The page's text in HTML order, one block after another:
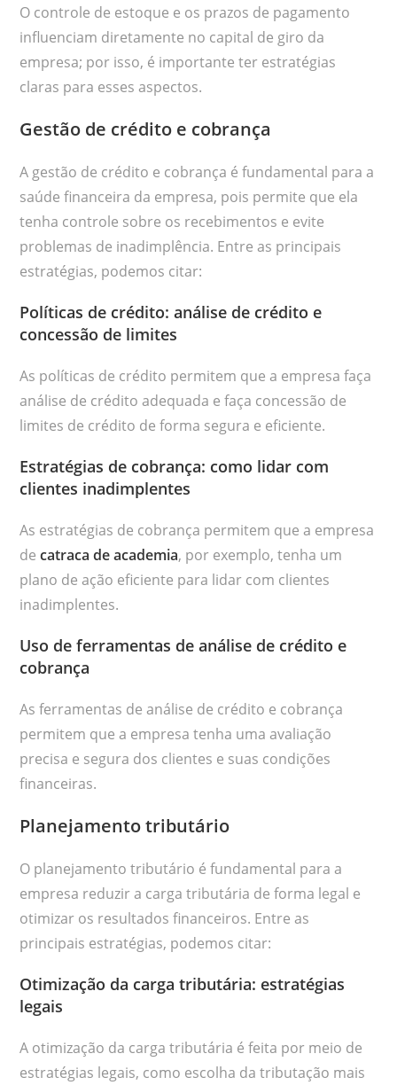
O controle de estoque e os prazos de pagamento
influenciam diretamente no capital de giro da
empresa; por isso, é importante ter estratégias
claras para esses aspectos.
Gestão de crédito e cobrança
A gestão de crédito e cobrança é fundamental para a
saúde financeira da empresa, pois permite que ela
tenha controle sobre os recebimentos e evite
problemas de inadimplência. Entre as principais
estratégias, podemos citar:
Políticas de crédito: análise de crédito e
concessão de limites
As políticas de crédito permitem que a empresa faça
análise de crédito adequada e faça concessão de
limites de crédito de forma segura e eficiente.
Estratégias de cobrança: como lidar com
clientes inadimplentes
As estratégias de cobrança permitem que a empresa
decatraca de academia, por exemplo, tenha um
plano de ação eficiente para lidar com clientes
inadimplentes.
Uso de ferramentas de análise de crédito e
cobrança
As ferramentas de análise de crédito e cobrança
permitem que a empresa tenha uma avaliação
precisa e segura dos clientes e suas condições
financeiras.
Planejamento tributário
O planejamento tributário é fundamental para a
empresa reduzir a carga tributária de forma legal e
otimizar os resultados financeiros. Entre as
principais estratégias, podemos citar:
Otimização da carga tributária: estratégias
legais
A otimização da carga tributária é feita por meio de
estratégias legais, como escolha da tributação mais